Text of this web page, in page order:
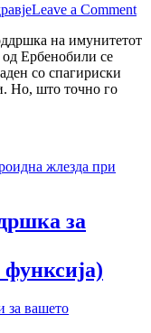
Leave a Commenton
на имунитетот
Ербенобили се
со спагириски
Но, што точно го
за
за вашето